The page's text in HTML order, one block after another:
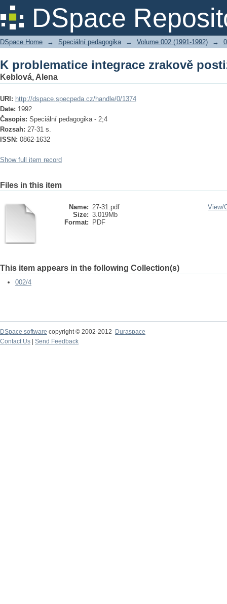
DSpace
K problematice integrace zrakově
DSpace Home → Speciální pedagogika → Volume 002 (1991-1992) →
K problematice integrace zrakově
Keblová, Alena
URI: http://dspace.specpeda.cz/handle/0/1374
Date: 1992
Časopis: Speciální pedagogika - 2;4
Rozsah: 27-31 s.
ISSN: 0862-1632
Show full item record
Files in this item
Name: 27-31.pdf
Size: 3.019Mb
Format:
PDF
View/
This item appears in the following Collection(s)
002/4
DSpace software copyright © 2002-2012
Duraspace
Contact Us
Send Feedback